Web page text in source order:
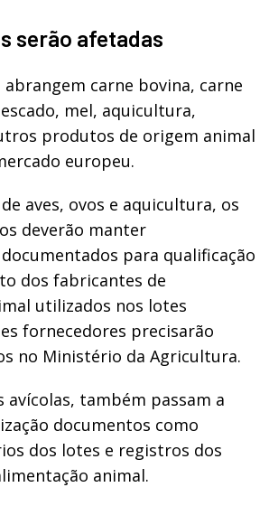
serão afetadas
abrangem carne bovina, carne
mel, aquicultura,
produtos de origem animal
europeu.
aves, ovos e aquicultura, os
deverão manter
para qualificação
dos fabricantes de
utilizados nos lotes
fornecedores precisarão
no Ministério da Agricultura.
avícolas, também passam a
documentos como
dos lotes e registros dos
animal.